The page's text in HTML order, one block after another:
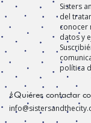
Sisters
del
conocer
datos y
política
¿Quiéres contactar